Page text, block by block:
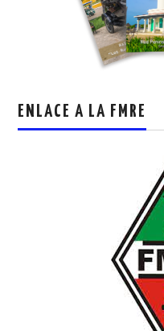
ENLACE A LA FMRE